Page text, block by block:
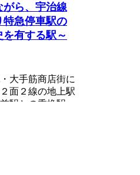
がら、宇治線
特急停車駅の
有する駅～
大手筋商店街に
面２線の地上駅
駅との乗換駅。